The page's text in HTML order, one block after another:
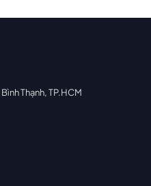
Thạnh, TP.HCM